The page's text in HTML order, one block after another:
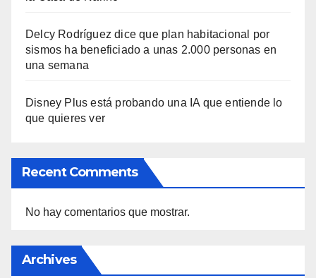
Delcy Rodríguez dice que plan habitacional por
sismos ha beneficiado a unas 2.000 personas en
una semana
Disney Plus está probando una IA que entiende lo
que quieres ver
Recent Comments
No hay comentarios que mostrar.
Archives